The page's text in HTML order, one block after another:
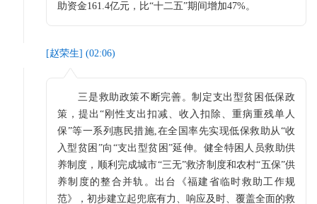
助资金161.4亿元，比“十二五”期间增加47%。
[赵荣生] (02:06)
三是救助政策不断完善。制定支出型贫困低保政
策，提出“刚性支出扣减、收入扣除、重病重残单人
保”等一系列惠民措施,在全国率先实现低保救助从“收
入型贫困”向“支出型贫困”延伸。健全特困人员救助供
养制度，顺利完成城市“三无”救济制度和农村“五保”供
养制度的整合并轨。出台《福建省临时救助工作规
范》，初步建立起兜底有力、响应及时、覆盖全面的救